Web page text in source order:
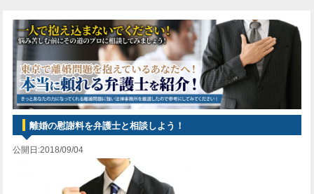
離婚の慰謝料を弁護士と相談しよう！
公開日:2018/09/04